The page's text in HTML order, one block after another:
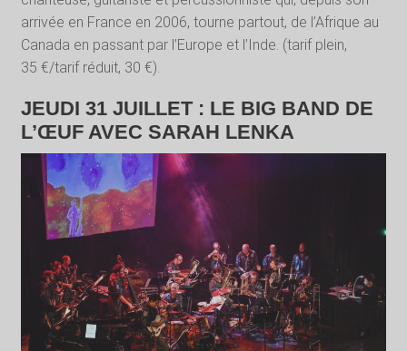
arrivée en France en 2006, tourne partout, de l’Afrique au
Canada en passant par l’Europe et l’Inde. (tarif plein,
35 €/tarif réduit, 30 €).
JEUDI 31 JUILLET : LE BIG BAND DE
L’ŒUF AVEC SARAH LENKA